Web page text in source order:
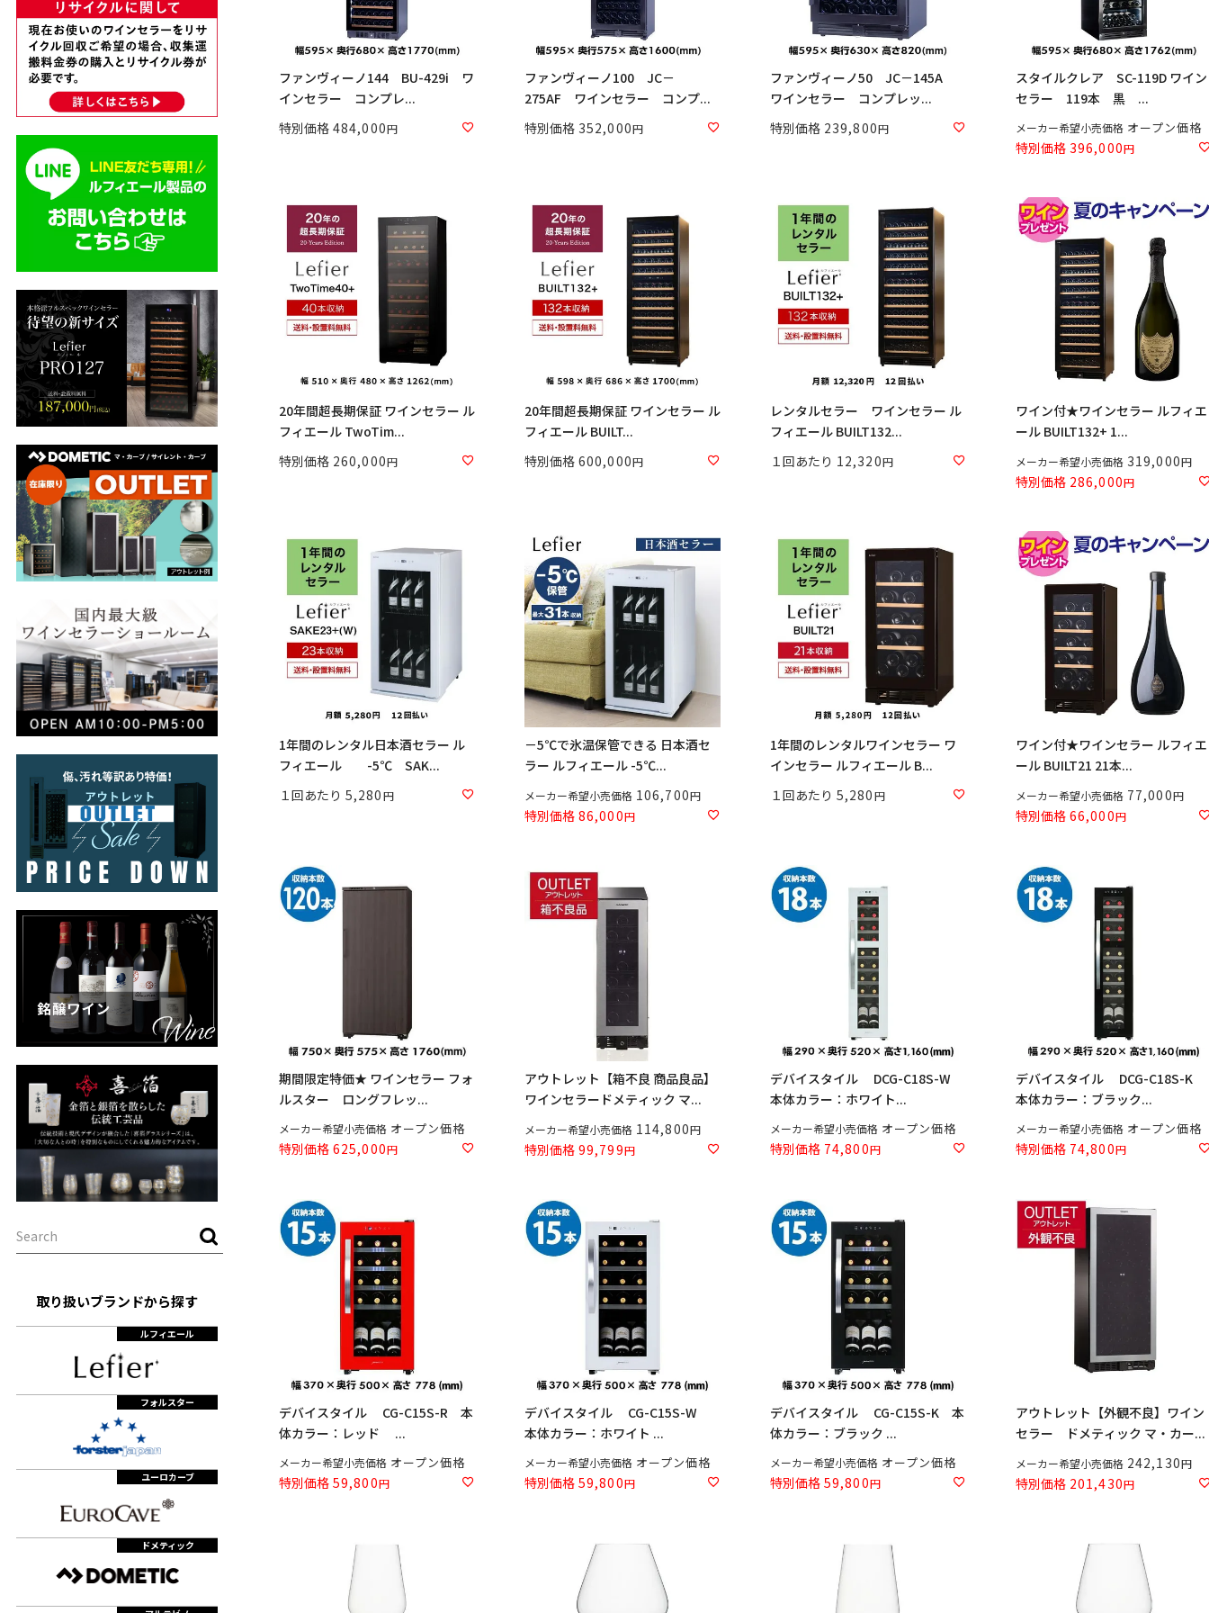
取り扱いブランドから探す
ルフィエール
フォルスター
ユーロカーブ
ドメティック
ファンヴィーノ144 BU-429i ワ
インセラー コンプレ...
特別価格 484,000
ファンヴィーノ100 JC－
275AF ワインセラー コンプ...
特別価格 352,000
ファンヴィーノ50 JC－145A
ワインセラー コンプレッ...
特別価格 239,800
スタイルクレア SC-119D ワイン
セラー 119本 黒 ...
メーカー希望小売価格 オープン価格
特別価格 396,000
20年間超長期保証 ワインセラー ル
フィエール TwoTim...
特別価格 260,000
20年間超長期保証 ワインセラー ル
フィエール BUILT...
特別価格 600,000
レンタルセラー ワインセラー ル
フィエール BUILT132...
１回あたり 12,320
ワイン付★ワインセラー ルフィエ
ール BUILT132+ 1...
メーカー希望小売価格 319,000
特別価格 286,000
1年間のレンタル日本酒セラー ル
フィエール -5℃ SAK...
１回あたり 5,280
－5℃で氷温保管できる 日本酒セ
ラー ルフィエール -5℃...
メーカー希望小売価格 106,700
特別価格 86,000
1年間のレンタルワインセラー ワ
インセラー ルフィエール B...
１回あたり 5,280
ワイン付★ワインセラー ルフィエ
ール BUILT21 21本...
メーカー希望小売価格 77,000
特別価格 66,000
期間限定特価★ ワインセラー フォ
ルスター ロングフレッ...
メーカー希望小売価格 オープン価格
特別価格 625,000
アウトレット【箱不良 商品良品】
ワインセラードメティック マ...
メーカー希望小売価格 114,800
特別価格 99,799
デバイスタイル DCG-C18S-W
本体カラー：ホワイト...
メーカー希望小売価格 オープン価格
特別価格 74,800
デバイスタイル DCG-C18S-K
本体カラー：ブラック...
メーカー希望小売価格 オープン価格
特別価格 74,800
デバイスタイル CG-C15S-R 本
体カラー：レッド ...
メーカー希望小売価格 オープン価格
特別価格 59,800
デバイスタイル CG-C15S-W
本体カラー：ホワイト ...
メーカー希望小売価格 オープン価格
特別価格 59,800
デバイスタイル CG-C15S-K 本
体カラー：ブラック ...
メーカー希望小売価格 オープン価格
特別価格 59,800
アウトレット【外観不良】ワイン
セラー ドメティック マ・カー...
メーカー希望小売価格 242,130
特別価格 201,430